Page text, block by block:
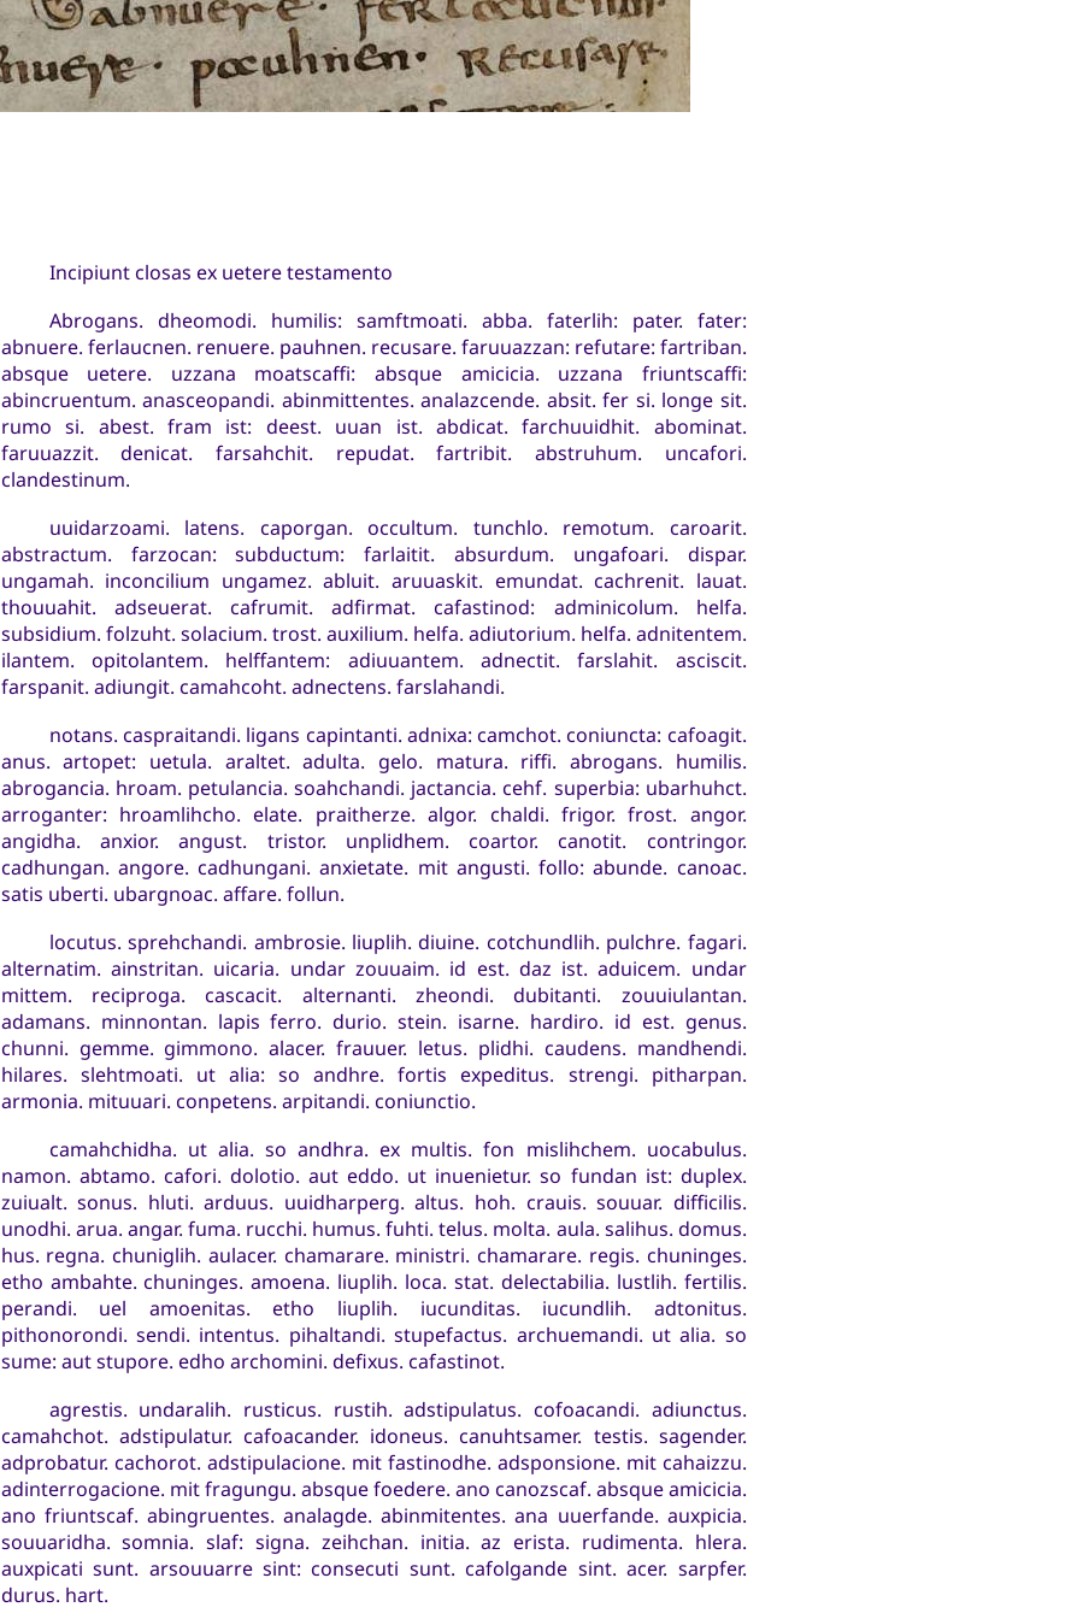
Incipiunt closas ex uetere testamento
Abrogans. dheomodi. humilis: samftmoati. abba. faterlih: pater. fater:
abnuere. ferlaucnen. renuere. pauhnen. recusare. faruuazzan: refutare: fartriban.
absque uetere. uzzana moatscaffi: absque amicicia. uzzana friuntscaffi:
abincruentum. anasceopandi. abinmittentes. analazcende. absit. fer si. longe sit.
rumo si. abest. fram ist: deest. uuan ist. abdicat. farchuuidhit. abominat.
faruuazzit. denicat. farsahchit. repudat. fartribit. abstruhum. uncafori.
clandestinum.
uuidarzoami. latens. caporgan. occultum. tunchlo. remotum. caroarit.
abstractum. farzocan: subductum: farlaitit. absurdum. ungafoari. dispar.
ungamah. inconcilium ungamez. abluit. aruuaskit. emundat. cachrenit. lauat.
thouuahit. adseuerat. cafrumit. adfirmat. cafastinod: adminicolum. helfa.
subsidium. folzuht. solacium. trost. auxilium. helfa. adiutorium. helfa. adnitentem.
ilantem. opitolantem. helffantem: adiuuantem. adnectit. farslahit. asciscit.
farspanit. adiungit. camahcoht. adnectens. farslahandi.
notans. caspraitandi. ligans capintanti. adnixa: camchot. coniuncta: cafoagit.
anus. artopet: uetula. araltet. adulta. gelo. matura. riffi. abrogans. humilis.
abrogancia. hroam. petulancia. soahchandi. jactancia. cehf. superbia: ubarhuhct.
arroganter: hroamlihcho. elate. praitherze. algor. chaldi. frigor. frost. angor.
angidha. anxior. angust. tristor. unplidhem. coartor. canotit. contringor.
cadhungan. angore. cadhungani. anxietate. mit angusti. follo: abunde. canoac.
satis uberti. ubargnoac. affare. follun.
locutus. sprehchandi. ambrosie. liuplih. diuine. cotchundlih. pulchre. fagari.
alternatim. ainstritan. uicaria. undar zouuaim. id est. daz ist. aduicem. undar
mittem. reciproga. cascacit. alternanti. zheondi. dubitanti. zouuiulantan.
adamans. minnontan. lapis ferro. durio. stein. isarne. hardiro. id est. genus.
chunni. gemme. gimmono. alacer. frauuer. letus. plidhi. caudens. mandhendi.
hilares. slehtmoati. ut alia: so andhre. fortis expeditus. strengi. pitharpan.
armonia. mituuari. conpetens. arpitandi. coniunctio.
camahchidha. ut alia. so andhra. ex multis. fon mislihchem. uocabulus.
namon. abtamo. cafori. dolotio. aut eddo. ut inuenietur. so fundan ist: duplex.
zuiualt. sonus. hluti. arduus. uuidharperg. altus. hoh. crauis. souuar. difficilis.
unodhi. arua. angar. fuma. rucchi. humus. fuhti. telus. molta. aula. salihus. domus.
hus. regna. chuniglih. aulacer. chamarare. ministri. chamarare. regis. chuninges.
etho ambahte. chuninges. amoena. liuplih. loca. stat. delectabilia. lustlih. fertilis.
perandi. uel amoenitas. etho liuplih. iucunditas. iucundlih. adtonitus.
pithonorondi. sendi. intentus. pihaltandi. stupefactus. archuemandi. ut alia. so
sume: aut stupore. edho archomini. defixus. cafastinot.
agrestis. undaralih. rusticus. rustih. adstipulatus. cofoacandi. adiunctus.
camahchot. adstipulatur. cafoacander. idoneus. canuhtsamer. testis. sagender.
adprobatur. cachorot. adstipulacione. mit fastinodhe. adsponsione. mit cahaizzu.
adinterrogacione. mit fragungu. absque foedere. ano canozscaf. absque amicicia.
ano friuntscaf. abingruentes. analagde. abinmitentes. ana uuerfande. auxpicia.
souuaridha. somnia. slaf: signa. zeihchan. initia. az erista. rudimenta. hlera.
auxpicati sunt. arsouuarre sint: consecuti sunt. cafolgande sint. acer. sarpfer.
durus. hart.